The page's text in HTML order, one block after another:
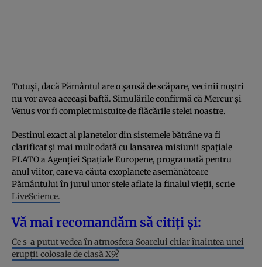
Totuși, dacă Pământul are o șansă de scăpare, vecinii noștri
nu vor avea aceeași baftă. Simulările confirmă că Mercur și
Venus vor fi complet mistuite de flăcările stelei noastre.
Destinul exact al planetelor din sistemele bătrâne va fi
clarificat și mai mult odată cu lansarea misiunii spațiale
PLATO a Agenției Spațiale Europene, programată pentru
anul viitor, care va căuta exoplanete asemănătoare
Pământului în jurul unor stele aflate la finalul vieții, scrie
LiveScience.
Vă mai recomandăm să citiți și:
Ce s-a putut vedea în atmosfera Soarelui chiar înaintea unei
erupții colosale de clasă X9?